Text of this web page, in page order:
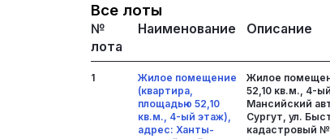
Все лоты
№
лота
Наименование Описание
1
Жилое помещение
(квартира,
площадью 52,10
кв.м., 4-ый этаж),
адрес: Ханты-
Жилое
52,10 кв.м., 4-
Мансийский
Сургут, ул.
кадастровый №